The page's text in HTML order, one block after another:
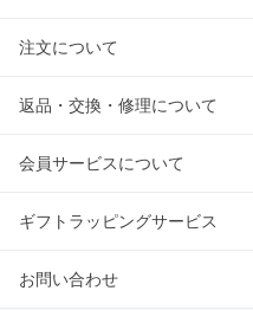
注文について
返品・交換・修理について
会員サービスについて
ギフトラッピングサービス
お問い合わせ